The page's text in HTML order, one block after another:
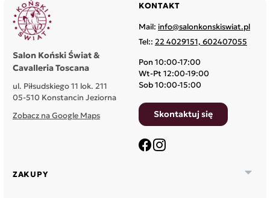
Salon Koński Świat &
Cavalleria Toscana
ul. Piłsudskiego 11 lok. 211
05-510 Konstancin Jeziorna
Zobacz na Google Maps
ZAKUPY

KONTAKT
Mail: info@salonkonskiswiat.pl
Tel:: 22 4029151, 602407055
Pon 10:00-17:00
Wt-Pt 12:00-19:00
Sob 10:00-15:00
Skontaktuj się